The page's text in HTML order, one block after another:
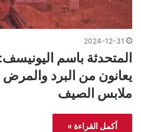
2024-12-31
المتحدثة باسم
يعانون من البرد والمرض
ملابس الصيف
أكمل القراءة »